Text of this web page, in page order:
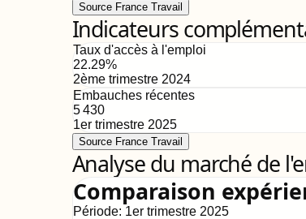
Source France Travail
Indicateurs
Taux d'accès à l'emploi
22.29%
2ème trimestre 2024
Embauches récentes
5 430
1er trimestre 2025
Source France Travail
Analyse du marché de
Comparaison
Période: 1er trimestre 2025